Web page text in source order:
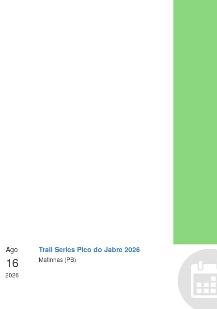
Ago
16
2026
Trail Series Pico do Jabre 2026
Matinhas (PB)